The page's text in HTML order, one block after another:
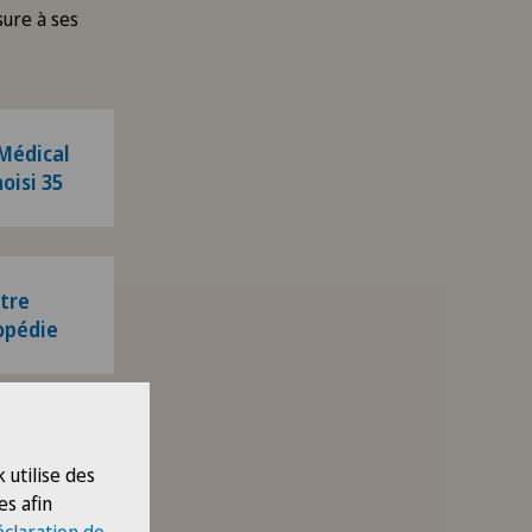
à ses
35
utilise des
afin